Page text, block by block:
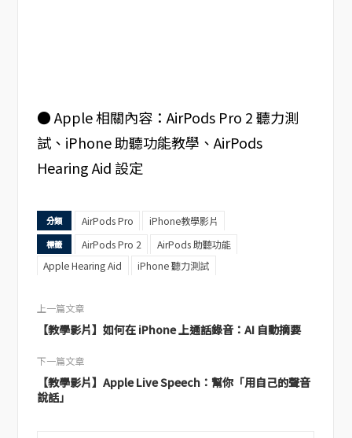
● Apple 相關內容：AirPods Pro 2 聽力測
試、iPhone 助聽功能教學、AirPods
Hearing Aid 設定
分類 AirPods Pro iPhone教學影片
標籤 AirPods Pro 2
AirPods 助聽功能
Apple Hearing Aid
iPhone 聽力測試
上一篇文章
【教學影片】如何在 iPhone 上通話錄音：AI 自動摘要
下一篇文章
【教學影片】Apple Live Speech：幫你「用自己的聲音
說話」